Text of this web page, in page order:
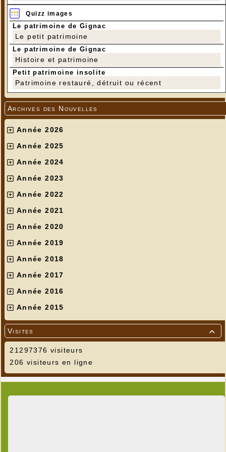
Quizz images
Le patrimoine de Gignac
Le petit patrimoine
Le patrimoine de Gignac
Histoire et patrimoine
Petit patrimoine insolite
Patrimoine restauré, détruit ou récent
Archives des Nouvelles
Année 2026
Année 2025
Année 2024
Année 2023
Année 2022
Année 2021
Année 2020
Année 2019
Année 2018
Année 2017
Année 2016
Année 2015

Visites
21297376 visiteurs
206 visiteurs en ligne